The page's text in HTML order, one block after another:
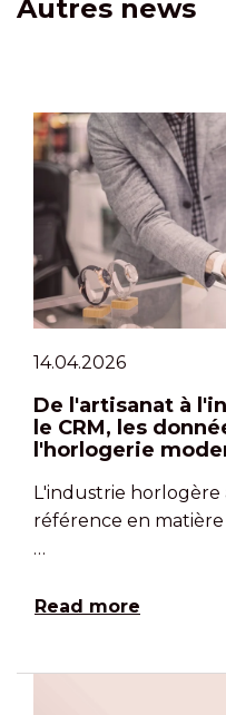
Autres news
14.04.2026
De l'artisanat à
le CRM, les
l'horlogerie
L'industrie
référence en
…
Read more